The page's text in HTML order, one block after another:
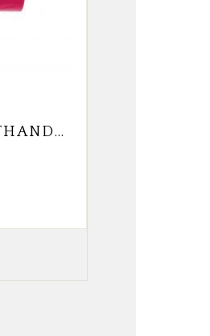
BAJSPÅSAR M KNYTHANDTAG 50-PACK